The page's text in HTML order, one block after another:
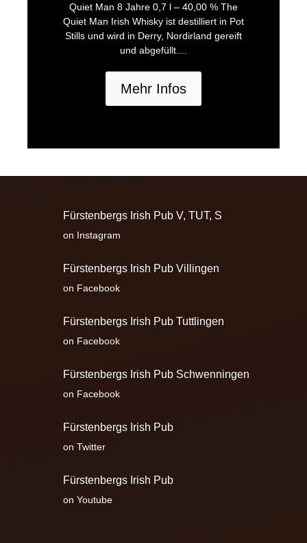
Quiet Man 8 Jahre 0,7 l – 40,00 % The
Quiet Man Irish Whisky ist destilliert in Pot
Stills und wird in Derry, Nordirland gereift
und abgefüllt....
Mehr Infos
Fürstenbergs Irish Pub V, TUT, S
on Instagram
Fürstenbergs Irish Pub Villingen
on Facebook
Fürstenbergs Irish Pub Tuttlingen
on Facebook
Fürstenbergs Irish Pub Schwenningen
on Facebook
Fürstenbergs Irish Pub
on Twitter
Fürstenbergs Irish Pub
on Youtube